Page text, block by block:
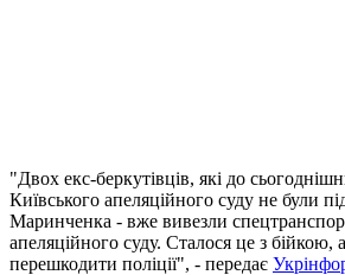
"Двох екс-беркутівців, які до
Київського апеляційного суду не були
Маринченка - вже вивезли
апеляційного суду. Сталося це з бійкою,
перешкодити поліції", - передає